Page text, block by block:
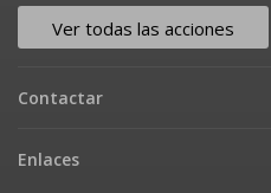
Ver todas las acciones
Contactar
Enlaces